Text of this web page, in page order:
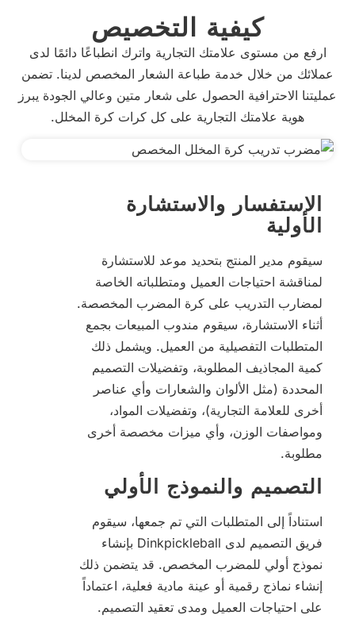
كيفية التخصيص
ارفع من مستوى علامتك التجارية واترك انطباعًا دائمًا لدى
عملائك من خلال خدمة طباعة الشعار المخصص لدينا. تضمن
عمليتنا الاحترافية الحصول على شعار متين وعالي الجودة يبرز
هوية علامتك التجارية على كل كرات كرة المخلل.
الاستفسار والاستشارة
الأولية
سيقوم مدير المنتج بتحديد موعد للاستشارة
لمناقشة احتياجات العميل ومتطلباته الخاصة
لمضارب التدريب على كرة المضرب المخصصة.
أثناء الاستشارة، سيقوم مندوب المبيعات بجمع
المتطلبات التفصيلية من العميل. ويشمل ذلك
كمية المجاذيف المطلوبة، وتفضيلات التصميم
المحددة (مثل الألوان والشعارات وأي عناصر
أخرى للعلامة التجارية)، وتفضيلات المواد،
ومواصفات الوزن، وأي ميزات مخصصة أخرى
مطلوبة.
التصميم والنموذج الأولي
استناداً إلى المتطلبات التي تم جمعها، سيقوم
فريق التصميم لدى Dinkpickleball بإنشاء
نموذج أولي للمضرب المخصص. قد يتضمن ذلك
إنشاء نماذج رقمية أو عينة مادية فعلية، اعتماداً
على احتياجات العميل ومدى تعقيد التصميم.